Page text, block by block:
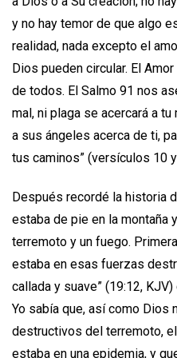
y no hay temor de que algo
realidad, nada excepto el
Dios pueden circular. El
de todos. El Salmo 91 nos
mal, ni plaga se acercará a
a sus ángeles acerca de ti,
tus caminos” (versículos 10
Después recordé la historia
estaba de pie en la montaña
terremoto y un fuego.
estaba en esas fuerzas
callada y suave” (19:12,
Yo sabía que, así como Dios
destructivos del terremoto,
estaba en una epidemia, y